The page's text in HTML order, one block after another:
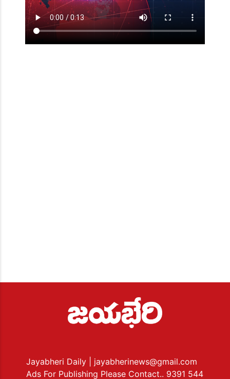
Jayabheri Daily
| jayabherinews@gmail.com
Ads For Publishing Please Contact.. 9391 544